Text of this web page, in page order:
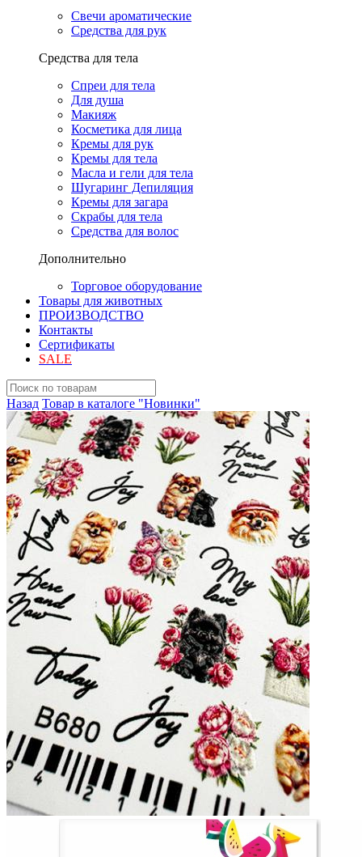
Свечи ароматические
Средства для рук
Средства для тела
Спреи для тела
Для душа
Макияж
Косметика для лица
Кремы для рук
Кремы для тела
Масла и гели для тела
Шугаринг Депиляция
Кремы для загара
Скрабы для тела
Средства для волос
Дополнительно
Торговое оборудование
Товары для животных
ПРОИЗВОДСТВО
Контакты
Сертификаты
SALE
Назад Товар в каталоге "Новинки"